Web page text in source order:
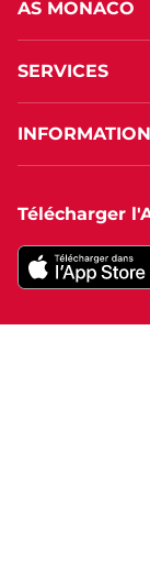
AS MONACO
SERVICES
Télécharger